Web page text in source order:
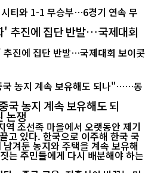
추진에 집단 반발…국제대회
국 농지 계속 보유해도 되
논쟁
조선족 마을에서 오랫동안 제기
고 있다. 한국으로 이주해 한국 국
겨둔 농지와 주택을 계속 보유해
는 주민들에게 다시 배분해야 하는